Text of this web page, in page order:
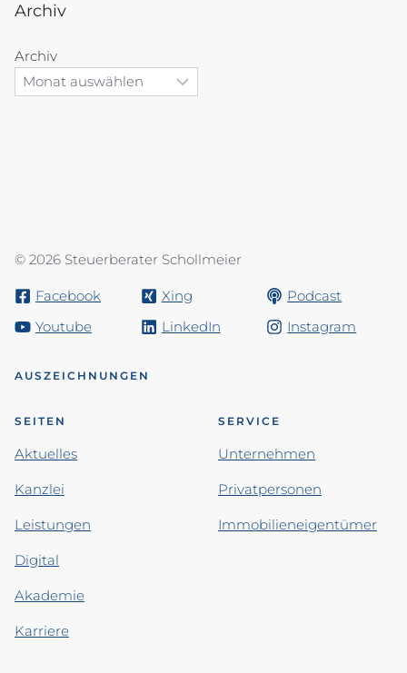
Archiv
Archiv
© 2026 Steuerberater Schollmeier
Facebook Xing
Podcast
Youtube
LinkedIn Instagram
AUSZEICHNUNGEN
SEITEN
Aktuelles
Kanzlei
Leistungen
Digital
Akademie
Karriere
SERVICE
Unternehmen
Privatpersonen
Immobilieneigentümer